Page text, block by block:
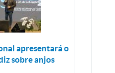
apresentará o
sobre anjos